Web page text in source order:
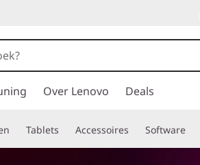
Over Lenovo Deals
Tablets Accessoires Software